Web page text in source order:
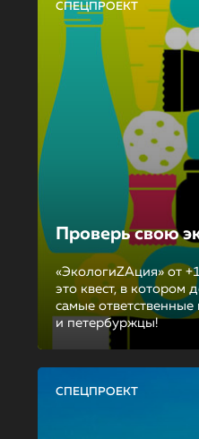
СПЕЦПРОЕКТ
Проверь свою
«ЭкологиZAция» от
это квест, в котором
самые ответственные
и петербуржцы!
СПЕЦПРОЕКТ